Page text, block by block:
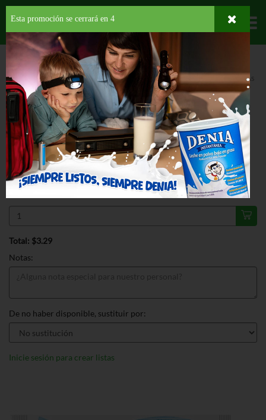
Departamentos
HOME HOGAR, SALUD Y BELLEZA PRODUCTOS PARA LIMPIEZA
ESPONJAS
SCOTCH BRITE NO SCRATCH SCRUB SPONGE
ESPECIAL
SCOTCH BRITE NO SCRATCH SCRUB
SPONGE 3 PK
$3.29
Regular $4.19
Válido hasta: agosto 11, 2026
Total: $3.29
Notas:
De no haber disponible, sustituir por:
Inicie sesión para crear listas
Esta promoción se cerrará en 3